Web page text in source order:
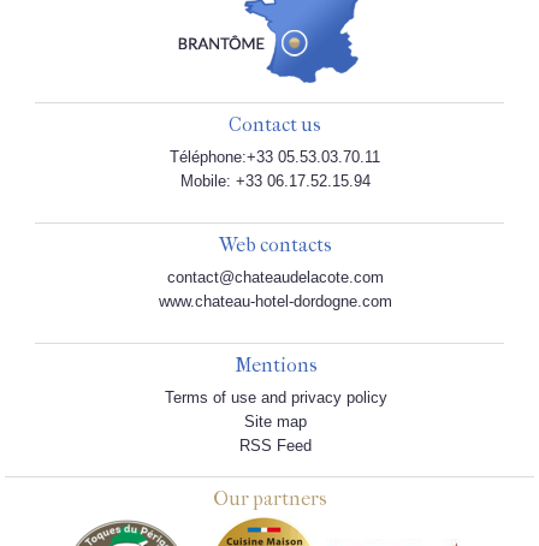
Contact us
Téléphone:+33 05.53.03.70.11
Mobile: +33 06.17.52.15.94
Web contacts
contact@chateaudelacote.com
www.chateau-hotel-dordogne.com
Mentions
Terms of use and privacy policy
Site map
RSS Feed
Our partners